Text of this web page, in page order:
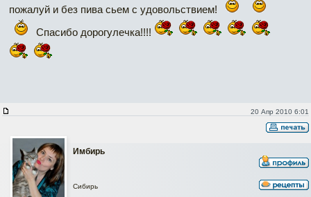
пожалуй и без пива сьем с удовольствием!
Спасибо дорогулечка!!!!
20 Апр 2010 6:01
Имбирь
Сибирь